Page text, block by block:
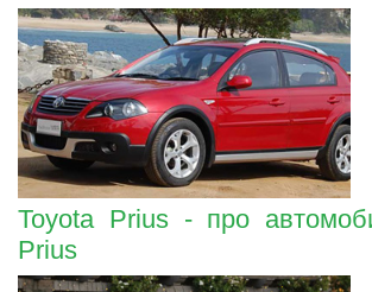
Toyota Prius - про
Prius